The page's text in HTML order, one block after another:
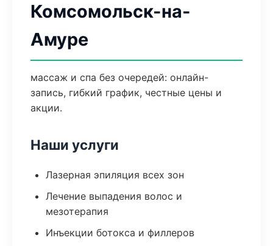
Комсомольск-на-
Амуре
массаж и спа без очередей: онлайн-
запись, гибкий график, честные цены и
акции.
Наши услуги
Лазерная эпиляция всех зон
Лечение выпадения волос и
мезотерапия
Инъекции ботокса и филлеров